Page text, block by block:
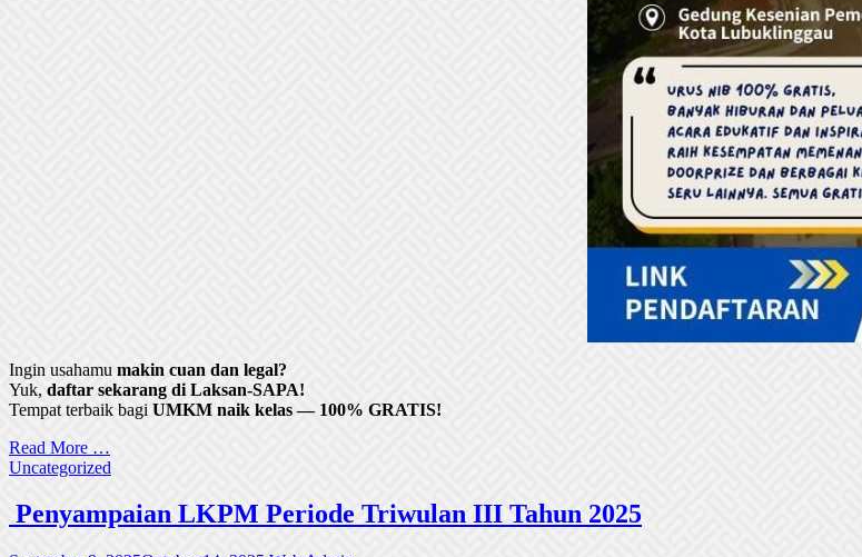
Ingin usahamu makin cuan dan legal?
Yuk, daftar sekarang di Laksan-SAPA!
Tempat terbaik bagi UMKM naik kelas — 100% GRATIS!
Read More …
Uncategorized
Penyampaian LKPM Periode Triwulan III Tahun 2025